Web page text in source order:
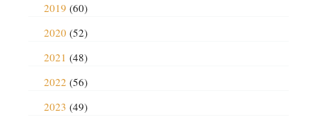
2019 (60)
2020 (52)
2021 (48)
2022 (56)
2023 (49)